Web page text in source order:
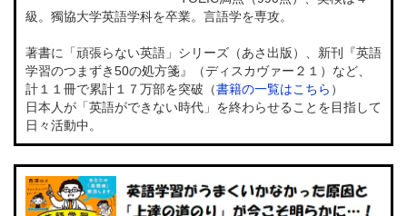
級。獨協大学英語学科を卒業。言語学を専攻。
著書に「頑張らない英語」シリーズ（あさ出版）、新刊『英語
学習のつまずき50の処方箋』（ディスカヴァー２１）など、
計１１冊で累計１７万部を突破（書籍の一覧はこちら ）
日本人が「英語ができない時代」を終わらせることを目指して
日々活動中。